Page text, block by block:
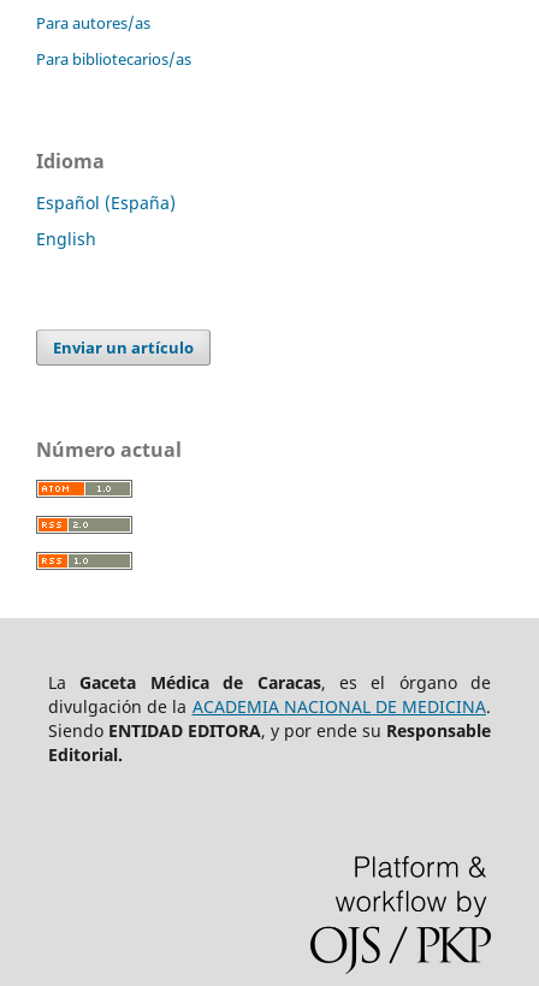
Para autores/as
Para bibliotecarios/as
Idioma
Español (España)
English
Enviar un artículo
Número actual
LaGaceta Médica de Caracas, es el órgano de
divulgación de la ACADEMIA NACIONAL DE MEDICINA.
Siendo ENTIDAD EDITORA, y por ende su Responsable
Editorial.